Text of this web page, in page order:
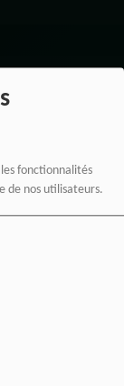
fonctionnalités
de nos utilisateurs.